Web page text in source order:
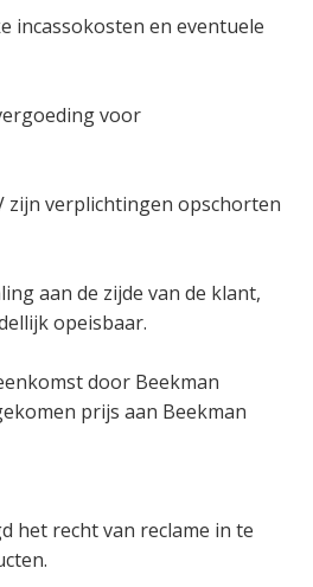
incassokosten en eventuele
voor
zijn verplichtingen opschorten
aan de zijde van de klant,
opeisbaar.
door Beekman
prijs aan Beekman
het recht van reclame in te